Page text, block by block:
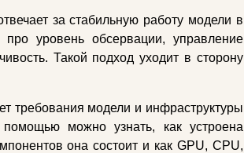
за стабильную работу модели в
уровень обсервации, управление
Такой подход уходит в сторону
требования модели и инфраструктуры
можно узнать, как устроена
она состоит и как GPU, CPU,